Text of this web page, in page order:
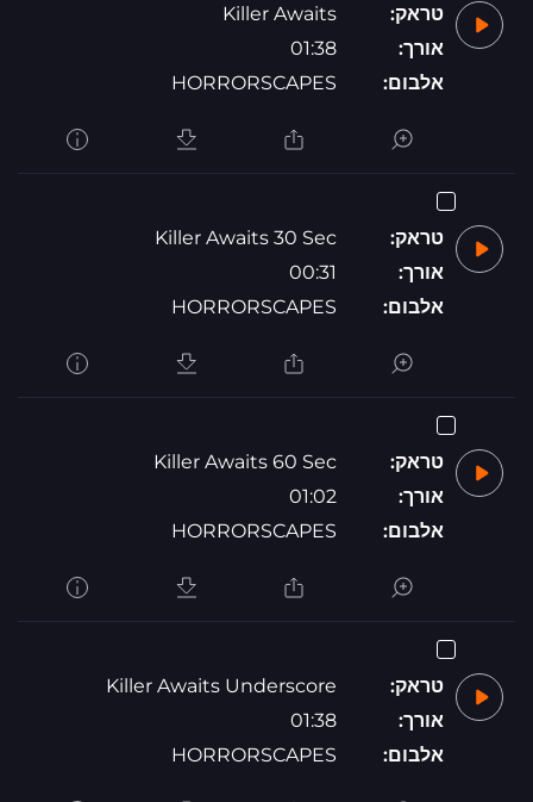
טראק:
Killer Awaits
אורך:
01:38
אלבום:
HORRORSCAPES
טראק:
Killer Awaits 30 Sec
אורך:
00:31
אלבום:
HORRORSCAPES
טראק:
Killer Awaits 60 Sec
אורך:
01:02
אלבום:
HORRORSCAPES
טראק:
Killer Awaits Underscore
אורך:
01:38
אלבום:
HORRORSCAPES